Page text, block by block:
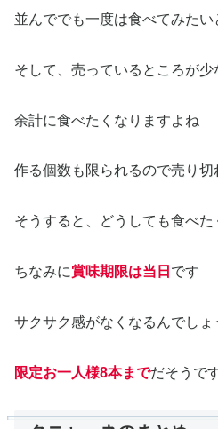
並んででも一度は食べてみたい
そして、売っているところが少
余計に食べたくなりますよね
作る個数も限られるので売り切
そうすると、どうしても食べた
ちなみに賞味期限は当日 です
サクサク感がなくなるんでしょ
限定お一人様8本までだそうで